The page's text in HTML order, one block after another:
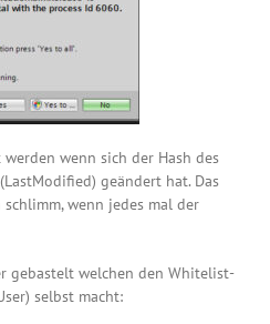
wenn sich der Hash des
geändert hat. Das
wenn jedes mal der
gebastelt welchen den Whitelist-
selbst macht: